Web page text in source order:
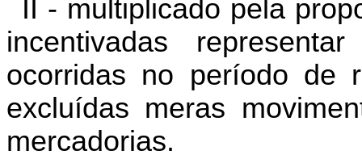
II - multiplicado pela
incentivadas
ocorridas no período de
excluídas meras
mercadorias.